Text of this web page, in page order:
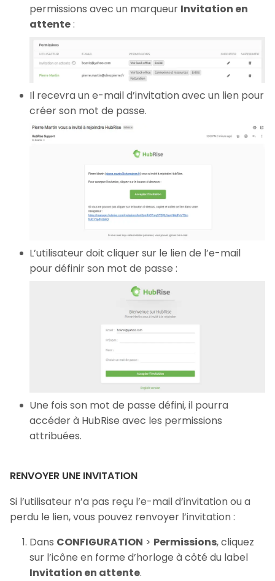
permissions avec un marqueur Invitation en
attente:
Il recevra un e-mail d’invitation avec un lien pour
créer son mot de passe.
L’utilisateur doit cliquer sur le lien de l’e-mail
pour définir son mot de passe :
Une fois son mot de passe défini, il pourra
accéder à HubRise avec les permissions
attribuées.
RENVOYER UNE INVITATION
Si l’utilisateur n’a pas reçu l’e-mail d’invitation ou a
perdu le lien, vous pouvez renvoyer l’invitation :
Dans CONFIGURATION > Permissions, cliquez
sur l’icône en forme d’horloge à côté du label
Invitation en attente.